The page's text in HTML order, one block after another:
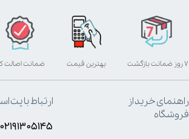
بهترین قیمت ۷ روز ضمانت بازگشت ضمانت اصالت
راهنمای خرید از
فروشگاه
ارتباط با پت
۰۲۱۹۱۳۰۵۱۴۵